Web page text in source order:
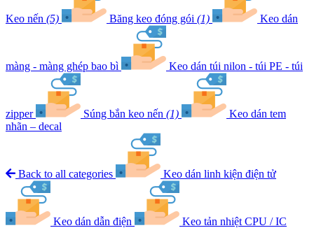
Keo nến (5) Băng keo đóng gói (1) Keo dán
màng - màng ghép bao bì Keo dán túi nilon - túi PE - túi
zipper Súng bắn keo nến (1)
Keo dán tem
nhãn – decal
Back to all categories Keo dán linh kiện điện tử
Keo dán dẫn điện Keo tản nhiệt CPU / IC